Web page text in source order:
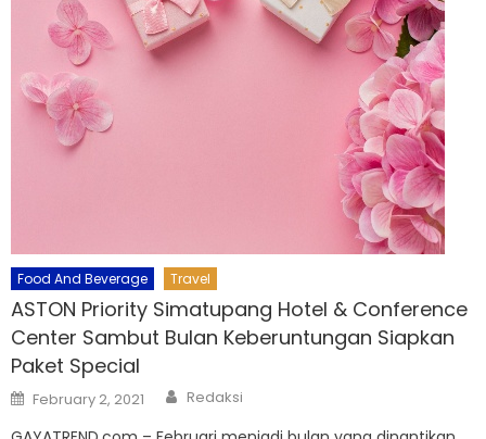
Food And Beverage Travel
ASTON Priority Simatupang Hotel & Conference
Center Sambut Bulan Keberuntungan Siapkan
Paket Special
Posted
on
February 2, 2021 Author
Redaksi